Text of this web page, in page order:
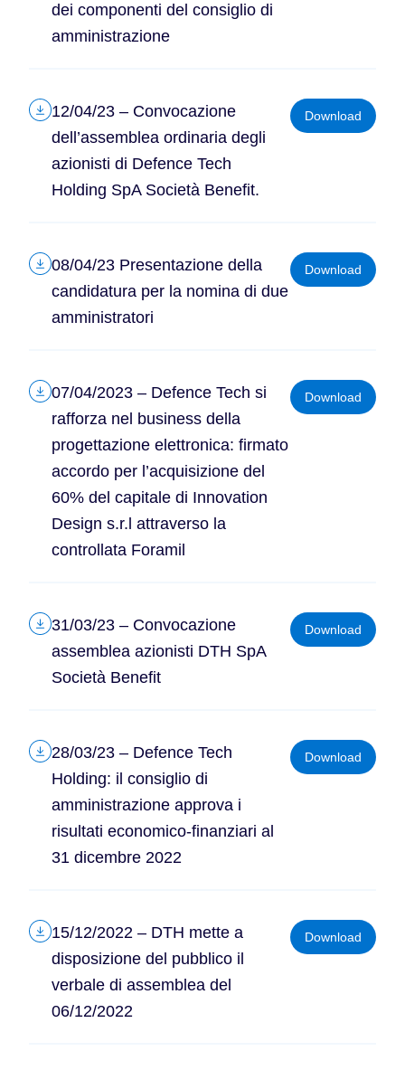
dei componenti del consiglio di
amministrazione
12/04/23 – Convocazione
dell’assemblea ordinaria degli
azionisti di Defence Tech
Holding SpA Società Benefit.
Download
08/04/23 Presentazione della
candidatura per la nomina di due
amministratori
Download
07/04/2023 – Defence Tech si
rafforza nel business della
progettazione elettronica: firmato
accordo per l’acquisizione del
60% del capitale di Innovation
Design s.r.l attraverso la
controllata Foramil
Download
31/03/23 – Convocazione
assemblea azionisti DTH SpA
Società Benefit
Download
28/03/23 – Defence Tech
Holding: il consiglio di
amministrazione approva i
risultati economico-finanziari al
31 dicembre 2022
Download
15/12/2022 – DTH mette a
disposizione del pubblico il
verbale di assemblea del
06/12/2022
Download